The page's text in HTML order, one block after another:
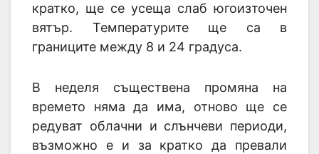
кратко, ще се усеща слаб югоизточен
вятър. Температурите ще са в
границите между 8 и 24 градуса.
В неделя съществена промяна на
времето няма да има, отново ще се
редуват облачни и слънчеви периоди,
възможно е и за кратко да превали